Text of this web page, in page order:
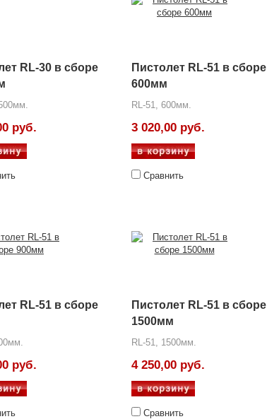
RL-30 в сборе
руб.
Пистолет RL-51 в сборе
600мм
RL-51, 600мм.
3 020,00 руб.
Сравнить
RL-51 в сборе
руб.
Пистолет RL-51 в сборе
1500мм
RL-51, 1500мм.
4 250,00 руб.
Сравнить